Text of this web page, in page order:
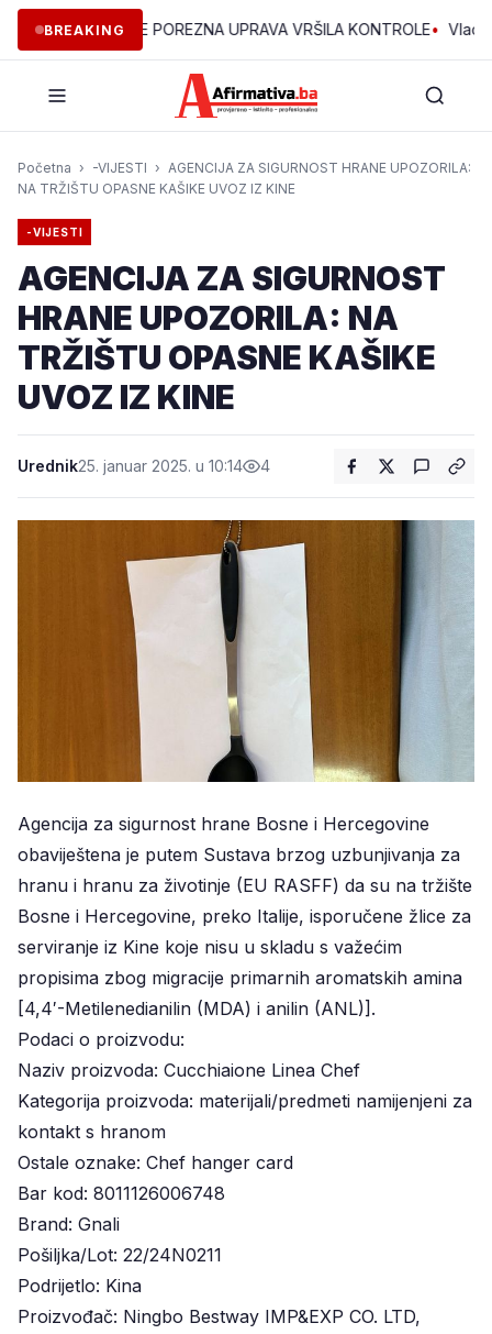
BREAKING
ZDK JE POREZNA UPRAVA VRŠILA KONTROLE• Vlada
Početna › -VIJESTI › AGENCIJA ZA SIGURNOST HRANE UPOZORILA:
NA TRŽIŠTU OPASNE KAŠIKE UVOZ IZ KINE
-VIJESTI
AGENCIJA ZA SIGURNOST
HRANE UPOZORILA: NA
TRŽIŠTU OPASNE KAŠIKE
UVOZ IZ KINE
Urednik25. januar 2025. u 10:14 4
Agencija za sigurnost hrane Bosne i Hercegovine
obaviještena je putem Sustava brzog uzbunjivanja za
hranu i hranu za životinje (EU RASFF) da su na tržište
Bosne i Hercegovine, preko Italije, isporučene žlice za
serviranje iz Kine koje nisu u skladu s važećim
propisima zbog migracije primarnih aromatskih amina
[4,4′-Metilenedianilin (MDA) i anilin (ANL)].
Podaci o proizvodu:
Naziv proizvoda: Cucchiaione Linea Chef
Kategorija proizvoda: materijali/predmeti namijenjeni za
kontakt s hranom
Ostale oznake: Chef hanger card
Bar kod: 8011126006748
Brand: Gnali
Pošiljka/Lot: 22/24N0211
Podrijetlo: Kina
Proizvođač: Ningbo Bestway IMP&EXP CO. LTD,